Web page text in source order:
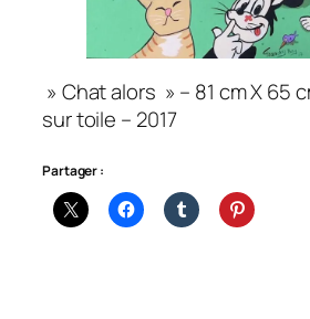
» Chat alors » – 81 cm X 65
sur toile – 2017
Partager :